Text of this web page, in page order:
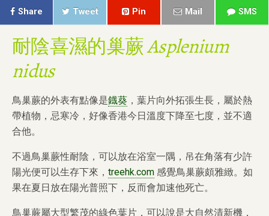
Share Tweet Pin Mail SMS
耐陰喜濕的巢蕨Asplenium
nidus
鳥巢蕨的外表有點像是鐡葵 ，葉片向外拓張生長，屬於熱
帶植物，忌寒冷， 好像香港今日溫度下降至七度，並不適
合他。
不過鳥巢蕨性耐陰， 可以放在浴室一隅，吊在角落有少許
陽光便可以生存下來， treehk.com 感覺鳥巢蕨頗雅緻。如
果在夏日放在陽光普照下，反而會加速他死亡。
鳥巢蕨屬大型繁茂的綠色葉片，可以說是大自然清新機，